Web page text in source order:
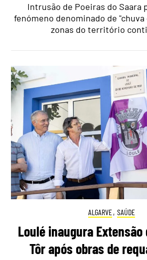
Intrusão de Poeiras do Saara
fenómeno denominado de "chuva
zonas do território
ALGARVE, SAÚDE
Loulé inaugura Extensão
Tôr após obras de